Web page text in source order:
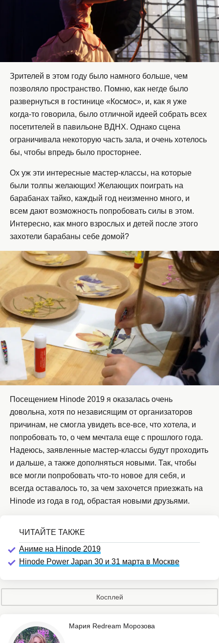
Зрителей в этом году было намного больше, чем
позволяло пространство. Помню, как негде было
развернуться в гостинице «Космос», и, как я уже
когда-то говорила, было отличной идеей собрать всех
посетителей в павильоне ВДНХ. Однако сцена
ограничивала некоторую часть зала, и очень хотелось
бы, чтобы впредь было просторнее.
Ох уж эти интересные мастер-классы, на которые
были толпы желающих! Желающих поиграть на
барабанах тайко, каждый год неизменно много, и
всем дают возможность попробовать силы в этом.
Интересно, как много взрослых и детей после этого
захотели барабаны себе домой?
Посещением Hinode 2019 я оказалась очень
довольна, хотя по независящим от организаторов
причинам, не смогла увидеть все-все, что хотела, и
попробовать то, о чем мечтала еще с прошлого года.
Надеюсь, заявленные мастер-классы будут проходить
и дальше, а также дополняться новыми. Так, чтобы
все могли попробовать что-то новое для себя, и
всегда оставалось то, за чем захочется приезжать на
Hinode из года в год, обрастая новыми друзьями.
Аниме на Hinode 2019
Hinode Power Japan 30 и 31 марта в Москве
Косплей
Мария Redream Морозова